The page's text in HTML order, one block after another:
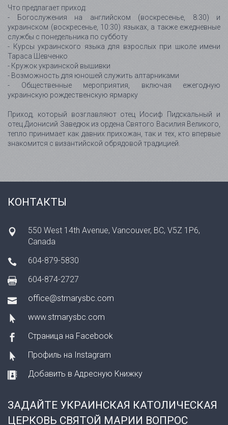
Что предлагает приход:
- Богослужения на английском (воскресенье, 8:30) и
украинском (воскресенье, 10:30) языках, а также ежедневные
службы с понедельника по субботу
- Курсы украинского языка для взрослых при школе имени
Тараса Шевченко
- Кружок украинской вышивки
- Возможность для юношей служить алтарниками
- Общественные мероприятия, включая ежегодную
украинскую рождественскую ярмарку
Приход, который возглавляют отец Иосиф Пидскальный и
отец Дионисий Заведюк из ордена Святого Василия Великого,
тепло принимает как давних прихожан, так и тех, кто впервые
знакомится с византийской обрядовой традицией.
КОНТАКТЫ
550 West 14th Avenue, Vancouver, BC, V5Z 1P6,
Canada
604-879-5830
604-874-2727
office@stmarysbc.com
www.stmarysbc.com
Страница на Facebook
Профиль на Instagram
Добавить в Адресную Книжку
ЗАДАЙТЕ УКРАИНСКАЯ КАТОЛИЧЕСКАЯ
ЦЕРКОВЬ СВЯТОЙ МАРИИ ВОПРОС